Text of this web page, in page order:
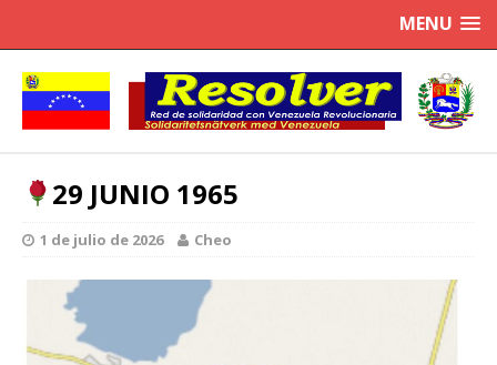
MENU
29 JUNIO 1965
1 de julio de 2026 Cheo